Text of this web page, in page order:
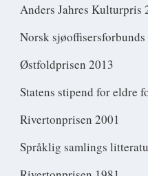
Anders Jahres Kulturpris
Norsk
Østfoldprisen 2013
Statens stipend for eldre
Rivertonprisen 2001
Språklig samlings